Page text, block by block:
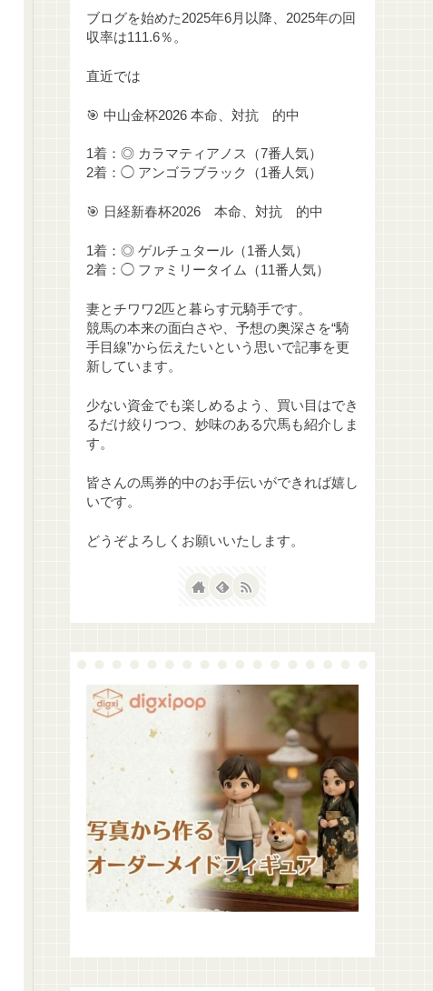
ブログを始めた2025年6月以降、2025年の回
収率は111.6％。
直近では
🎯 中山金杯2026 本命、対抗 的中
1着：◎ カラマティアノス（7番人気）
2着：◯ アンゴラブラック（1番人気）
🎯 日経新春杯2026 本命、対抗 的中
1着：◎ ゲルチュタール（1番人気）
2着：◯ ファミリータイム（11番人気）
妻とチワワ2匹と暮らす元騎手です。
競馬の本来の面白さや、予想の奥深さを“騎
手目線”から伝えたいという思いで記事を更
新しています。
少ない資金でも楽しめるよう、買い目はでき
るだけ絞りつつ、妙味のある穴馬も紹介しま
す。
皆さんの馬券的中のお手伝いができれば嬉し
いです。
どうぞよろしくお願いいたします。